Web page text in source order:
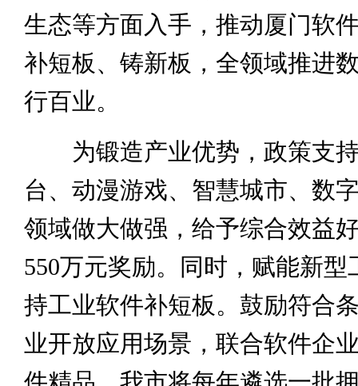
生态等方面入手，推动厦门软
补短板、铸新板，全领域推进
行百业。
为锻造产业优势，政策支持
台、动漫游戏、智慧城市、数
领域做大做强，给予综合效益
550万元奖励。同时，赋能新型
持工业软件补短板。鼓励符合
业开放应用场景，联合软件企